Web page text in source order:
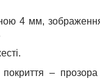
4 мм, зображення
–